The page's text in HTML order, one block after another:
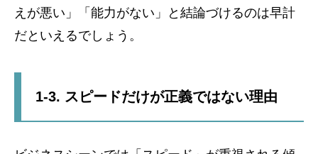
えが悪い」「能力がない」と結論づけるのは早計
だといえるでしょう。
1-3. スピードだけが正義ではない理由